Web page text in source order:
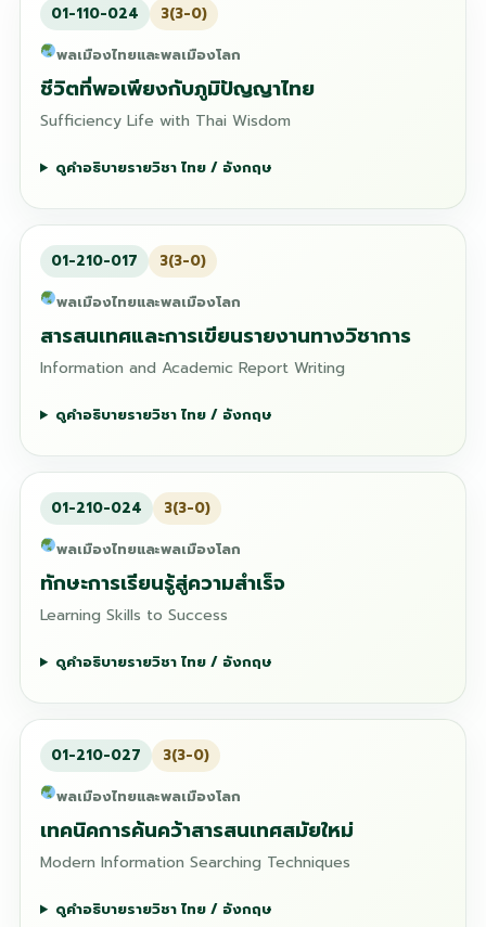
01-110-024
3(3-0)
พลเมืองไทยและพลเมืองโลก
ชีวิตที่พอเพียงกับภูมิปัญญาไทย
Sufficiency Life with Thai Wisdom
ดูคำอธิบายรายวิชา ไทย / อังกฤษ
01-210-017
3(3-0)
พลเมืองไทยและพลเมืองโลก
สารสนเทศและการเขียนรายงานทางวิชาการ
Information and Academic Report Writing
ดูคำอธิบายรายวิชา ไทย / อังกฤษ
01-210-024
3(3-0)
พลเมืองไทยและพลเมืองโลก
ทักษะการเรียนรู้สู่ความสำเร็จ
Learning Skills to Success
ดูคำอธิบายรายวิชา ไทย / อังกฤษ
01-210-027
3(3-0)
พลเมืองไทยและพลเมืองโลก
เทคนิคการค้นคว้าสารสนเทศสมัยใหม่
Modern Information Searching Techniques
ดูคำอธิบายรายวิชา ไทย / อังกฤษ